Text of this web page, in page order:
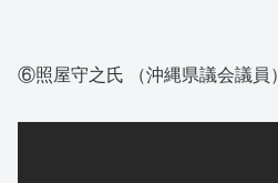
⑥照屋守之氏 （沖縄県議会議員）